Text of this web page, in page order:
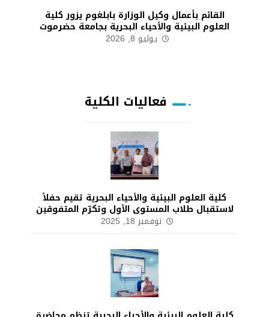
القائم بأعمال وكيل الوزارة بابلغوم يزور كلية
العلوم البيئية والأحياء البحرية بجامعة حضرموت
يوليو 8, 2026
فعاليات الكلية
كلية العلوم البيئية والأحياء البحرية تقيم حفلاً
لاستقبال طلاب المستوى الأول وتكرّم المتفوقين
نوفمبر 18, 2025